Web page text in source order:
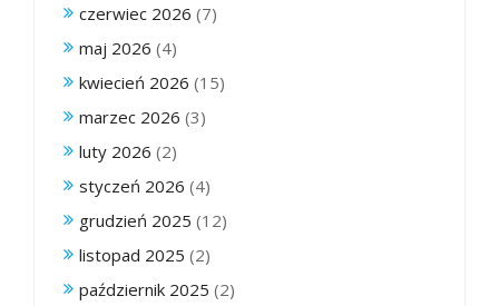
czerwiec 2026 (7)
maj 2026 (4)
kwiecień 2026 (15)
marzec 2026 (3)
luty 2026 (2)
styczeń 2026 (4)
grudzień 2025 (12)
listopad 2025 (2)
październik 2025 (2)